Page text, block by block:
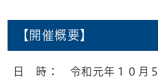
【開催概要】
日 時： 令和元年１０月５